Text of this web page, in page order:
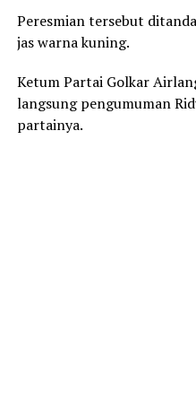
Peresmian tersebut
jas warna kuning.
Ketum Partai Golkar
langsung pengumuman
partainya.